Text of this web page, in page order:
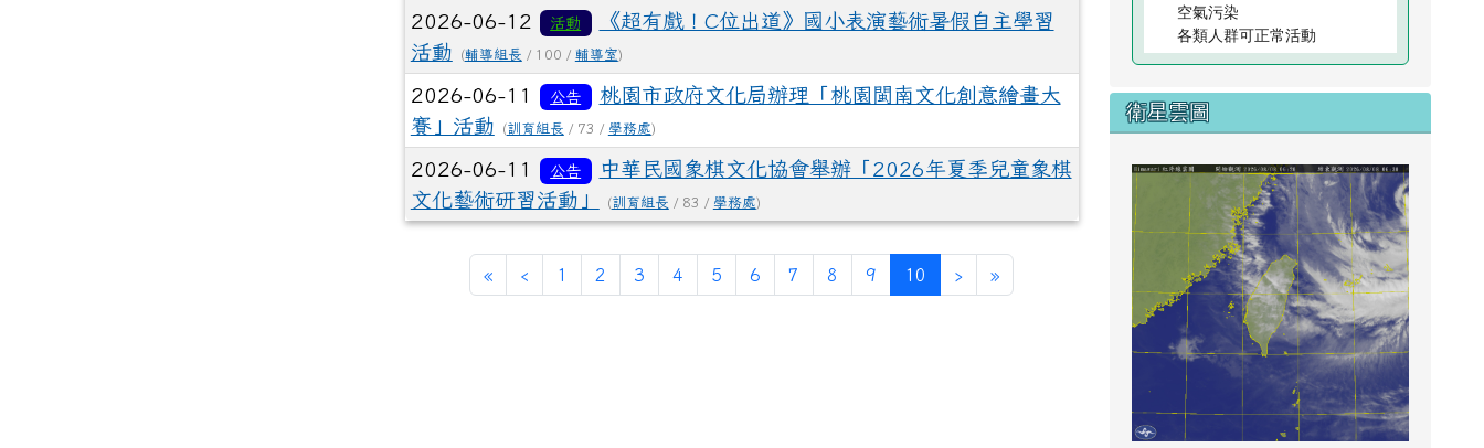
2026-06-12 活動
《超有戲！C位出道》國小表演藝術暑假自主學習
活動
(輔導組長 / 100 / 輔導室)
2026-06-11 公告
桃園市政府文化局辦理「桃園閩南文化創意繪畫大
賽」活動
(訓育組長 / 73 / 學務處)
2026-06-11 公告
中華民國象棋文化協會舉辦「2026年夏季兒童象棋
文化藝術研習活動」
(訓育組長 / 83 / 學務處)
«第一頁
‹ 上一頁
1 2 3 4 5 6 7 8 9 10 (目前頁次)
›下一頁
»最後頁
空氣污染
各類人群可正常活動
衛星雲圖
link to